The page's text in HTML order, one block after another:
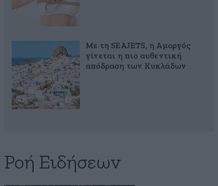
Με τη SEAJETS, η Αμοργός
γίνεται η πιο αυθεντική
απόδραση των Κυκλάδων
Ροή Ειδήσεων